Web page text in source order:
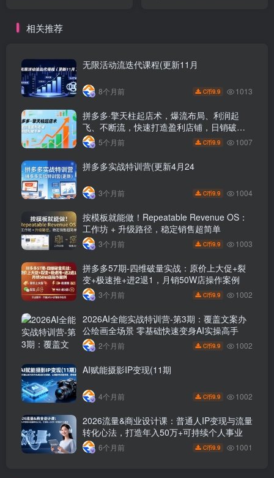
相关推荐
无限活动流迭代课程(更新11月
8个月前 C币9.9 1013
拼多多·擎天柱起店术，爆流布局、利润起
飞、不断流，快速打造盈利店铺，日销破千
单(更新5个月前 C币9.9 1007
拼多多实战特训营(更新4月24
3个月前 C币9.9 1004
按模板就能做！Repeatable Revenue OS：
工作坊 + 升级路径，稳定销售超简单
3个月前 C币9.9 1003
拼多多57期-四维破量实战：原价上大促+裂
变+极速推+进2退1，月销50W店操作案例
3个月前 C币9.9 1002
2026AI全能实战特训营-第3期：覆盖文案办
公绘画全场景 零基础快速变身AI实操高手
2个月前 C币9.9 1002
AI赋能摄影IP变现(11期
4个月前 C币9.9 1002
2026流量&商业设计课：普通人IP变现与流量
转化心法，打造年入50万+可持续个人事业
6个月前 C币9.9 1001